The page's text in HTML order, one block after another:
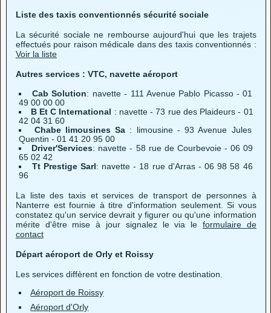
Liste des taxis conventionnés sécurité sociale
La sécurité sociale ne rembourse aujourd'hui que les trajets
effectués pour raison médicale dans des taxis conventionnés :
Voir la liste
Autres services : VTC, navette aéroport
Cab Solution: navette - 111 Avenue Pablo Picasso - 01
49 00 00 00
B Et C International : navette - 73 rue des Plaideurs - 01
42 04 31 60
Chabe limousines Sa : limousine - 93 Avenue Jules
Quentin - 01 41 20 95 00
Driver'Services: navette - 58 rue de Courbevoie - 06 09
65 02 42
Tt Prestige Sarl: navette - 18 rue d'Arras - 06 98 58 46
96
La liste des taxis et services de transport de personnes à
Nanterre est fournie à titre d'information seulement. Si vous
constatez qu'un service devrait y figurer ou qu'une information
mérite d'être mise à jour signalez le via leformulaire de
contact
Départ aéroport de Orly et Roissy
Les services diffèrent en fonction de votre destination.
Aéroport de Roissy
Aéroport d'Orly